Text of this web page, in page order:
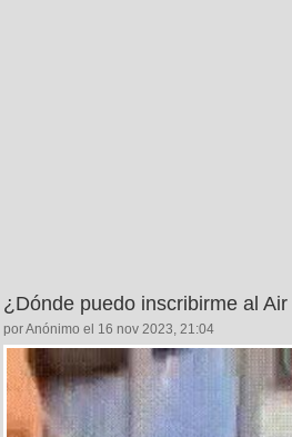
¿Dónde puedo inscribirme al
por Anónimo el 16 nov 2023, 21:04